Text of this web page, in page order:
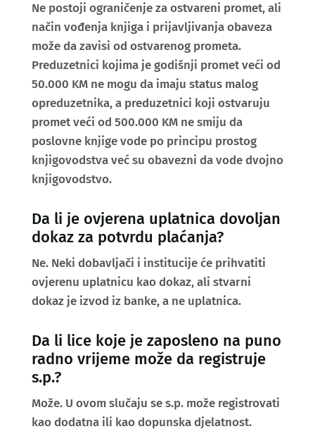
Ne postoji ograničenje za ostvareni promet, ali
način vođenja knjiga i prijavljivanja obaveza
može da zavisi od ostvarenog prometa.
Preduzetnici kojima je godišnji promet veći od
50.000 KM ne mogu da imaju status malog
opreduzetnika, a preduzetnici koji ostvaruju
promet veći od 500.000 KM ne smiju da
poslovne knjige vode po principu prostog
knjigovodstva već su obavezni da vode dvojno
knjigovodstvo.
Da li je ovjerena uplatnica dovoljan
dokaz za potvrdu plaćanja?
Ne. Neki dobavljači i institucije će prihvatiti
ovjerenu uplatnicu kao dokaz, ali stvarni
dokaz je izvod iz banke, a ne uplatnica.
Da li lice koje je zaposleno na puno
radno vrijeme može da registruje
s.p.?
Može. U ovom slučaju se s.p. može registrovati
kao dodatna ili kao dopunska djelatnost.